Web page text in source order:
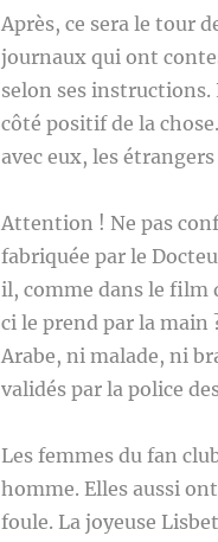
Après, ce sera le tour
journaux qui ont
selon ses instructions.
côté positif de la
avec eux, les
Attention ! Ne pas
fabriquée par le
il, comme dans le film
ci le prend par la
Arabe, ni malade, ni
validés par la police
Les femmes du fan
homme. Elles aussi
foule. La joyeuse